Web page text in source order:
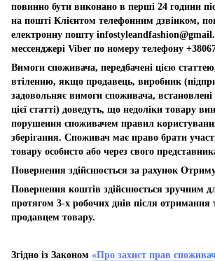
повинно бути виконано в перші 24 години
на пошті Клієнтом телефонним дзвінком,
електронну пошту
мессенджері Viber по номеру телефону
Вимоги споживача, передбачені цією
втіленню, якщо продавець, виробник
задовольняє вимоги споживача,
цієї статті) доведуть, що недоліки товару
порушення споживачем правил
зберігання. Споживач має право брати
товару особисто або через свого
Повернення здійснюється за рахунок
Повернення коштів здійснюється зручним
протягом 3-х робочих днів після отримання
продавцем товару.
Згідно із Законом «Про захист прав